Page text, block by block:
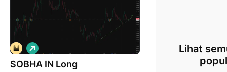
SOBHA IN Long
P
a
n
Lihat